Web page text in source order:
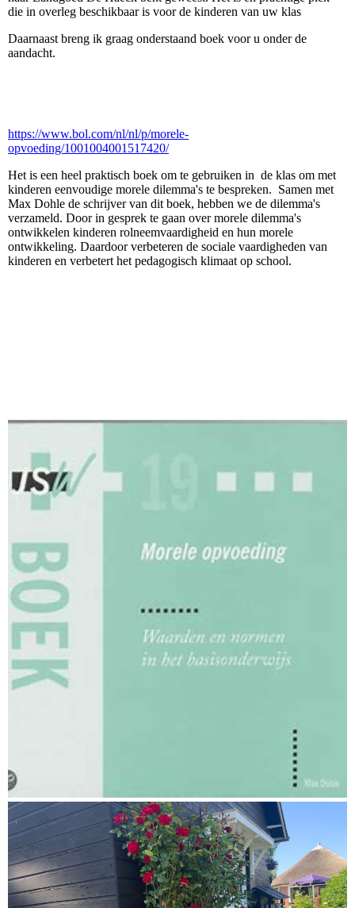
die in overleg beschikbaar is voor de kinderen van uw klas
Daarnaast breng ik graag onderstaand boek voor u onder de
aandacht.
https://www.bol.com/nl/nl/p/morele-
opvoeding/1001004001517420/
Het is een heel praktisch boek om te gebruiken in de klas om met
kinderen eenvoudige morele dilemma's te bespreken. Samen met
Max Dohle de schrijver van dit boek, hebben we de dilemma's
verzameld. Door in gesprek te gaan over morele dilemma's
ontwikkelen kinderen rolneemvaardigheid en hun morele
ontwikkeling. Daardoor verbeteren de sociale vaardigheden van
kinderen en verbetert het pedagogisch klimaat op school.